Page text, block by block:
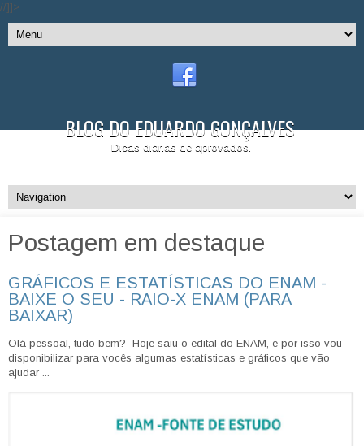
//]]>
BLOG DO EDUARDO GONÇALVES
Dicas diárias de aprovados.
Postagem em destaque
GRÁFICOS E ESTATÍSTICAS DO ENAM -
BAIXE O SEU - RAIO-X ENAM (PARA
BAIXAR)
Olá pessoal, tudo bem? Hoje saiu o edital do ENAM, e por isso vou
disponibilizar para vocês algumas estatísticas e gráficos que vão
ajudar ...